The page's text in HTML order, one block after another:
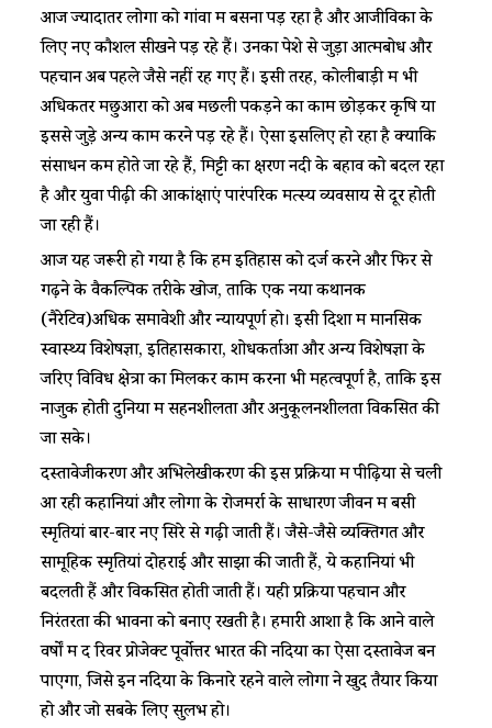
आज ज्यादातर लोगों को गांवों में बसना पड़ रहा है और आजीविका के
लिए नए कौशल सीखने पड़ रहे हैं। उनका पेशे से जुड़ा आत्मबोध और
पहचान अब पहले जैसे नहीं रह गए हैं। इसी तरह, कोलीबाड़ी में भी
अधिकतर मछुआरों को अब मछली पकड़ने का काम छोड़कर कृषि या
इससे जुड़े अन्य काम करने पड़ रहे हैं। ऐसा इसलिए हो रहा है क्योंकि
संसाधन कम होते जा रहे हैं, मिट्टी का क्षरण नदी के बहाव को बदल रहा
है और युवा पीढ़ी की आकांक्षाएं पारंपरिक मत्स्य व्यवसाय से दूर होती
जा रही हैं।
आज यह जरूरी हो गया है कि हम इतिहास को दर्ज करने और फिर से
गढ़ने के वैकल्पिक तरीके खोजें, ताकि एक नया कथानक
(नैरेटिव)अधिक समावेशी और न्यायपूर्ण हो। इसी दिशा में मानसिक
स्वास्थ्य विशेषज्ञों, इतिहासकारों, शोधकर्ताओं और अन्य विशेषज्ञों के
जरिए विविध क्षेत्रों का मिलकर काम करना भी महत्वपूर्ण है, ताकि इस
नाजुक होती दुनिया में सहनशीलता और अनुकूलनशीलता विकसित की
जा सके।
दस्तावेजीकरण और अभिलेखीकरण की इस प्रक्रिया में पीढ़ियों से चली
आ रही कहानियां और लोगों के रोजमर्रा के साधारण जीवन में बसी
स्मृतियां बार-बार नए सिरे से गढ़ी जाती हैं। जैसे-जैसे व्यक्तिगत और
सामूहिक स्मृतियां दोहराई और साझा की जाती हैं, ये कहानियां भी
बदलती हैं और विकसित होती जाती हैं। यही प्रक्रिया पहचान और
निरंतरता की भावना को बनाए रखती है। हमारी आशा है कि आने वाले
वर्षों में द रिवर प्रोजेक्ट पूर्वोत्तर भारत की नदियों का ऐसा दस्तावेज बन
पाएगा, जिसे इन नदियों के किनारे रहने वाले लोगों ने खुद तैयार किया
हो और जो सबके लिए सुलभ हो।